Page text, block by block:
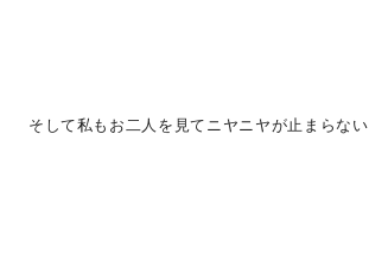
そして私もお二人を見てニヤニヤが止まらない